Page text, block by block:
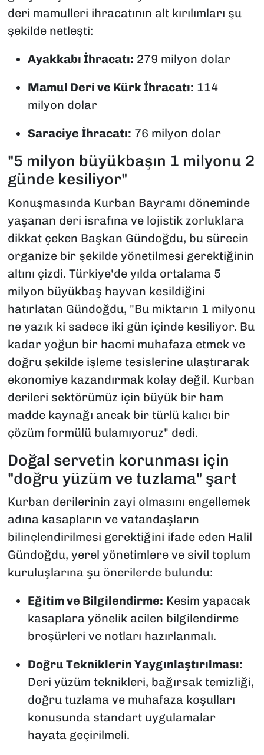
deri mamulleri ihracatının alt kırılımları şu
şekilde netleşti:
Ayakkabı İhracatı: 279 milyon dolar
Mamul Deri ve Kürk İhracatı: 114
milyon dolar
Saraciye İhracatı: 76 milyon dolar
"5 milyon büyükbaşın 1 milyonu 2
günde kesiliyor"
Konuşmasında Kurban Bayramı döneminde
yaşanan deri israfına ve lojistik zorluklara
dikkat çeken Başkan Gündoğdu, bu sürecin
organize bir şekilde yönetilmesi gerektiğinin
altını çizdi. Türkiye'de yılda ortalama 5
milyon büyükbaş hayvan kesildiğini
hatırlatan Gündoğdu, "Bu miktarın 1 milyonu
ne yazık ki sadece iki gün içinde kesiliyor. Bu
kadar yoğun bir hacmi muhafaza etmek ve
doğru şekilde işleme tesislerine ulaştırarak
ekonomiye kazandırmak kolay değil. Kurban
derileri sektörümüz için büyük bir ham
madde kaynağı ancak bir türlü kalıcı bir
çözüm formülü bulamıyoruz" dedi.
Doğal servetin korunması için
"doğru yüzüm ve tuzlama" şart
Kurban derilerinin zayi olmasını engellemek
adına kasapların ve vatandaşların
bilinçlendirilmesi gerektiğini ifade eden Halil
Gündoğdu, yerel yönetimlere ve sivil toplum
kuruluşlarına şu önerilerde bulundu:
Eğitim ve Bilgilendirme: Kesim yapacak
kasaplara yönelik acilen bilgilendirme
broşürleri ve notları hazırlanmalı.
Doğru Tekniklerin Yaygınlaştırılması:
Deri yüzüm teknikleri, bağırsak temizliği,
doğru tuzlama ve muhafaza koşulları
konusunda standart uygulamalar
hayata geçirilmeli.